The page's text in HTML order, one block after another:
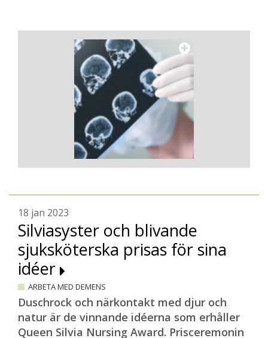
18 jan 2023
Silviasyster och blivande
sjuksköterska prisas för sina
idéer
ARBETA MED DEMENS
Duschrock och närkontakt med djur och
natur är de vinnande idéerna som erhåller
Queen Silvia Nursing Award. Prisceremonin